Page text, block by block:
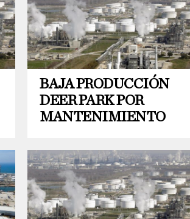
BAJA PRODUCCIÓN
DEER PARK POR
MANTENIMIENTO